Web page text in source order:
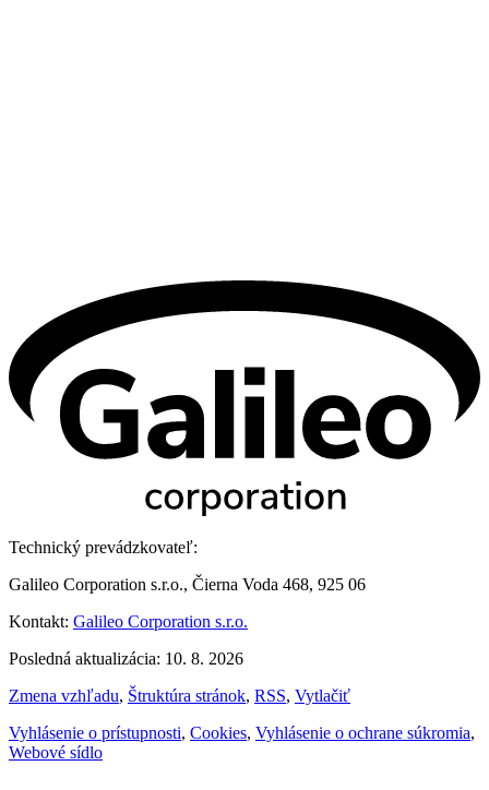
Technický prevádzkovateľ:
Galileo Corporation s.r.o., Čierna Voda 468, 925 06
Kontakt: Galileo Corporation s.r.o.
Posledná aktualizácia: 10. 8. 2026
Zmena vzhľadu, Štruktúra stránok, RSS, Vytlačiť
Vyhlásenie o prístupnosti, Cookies, Vyhlásenie o ochrane súkromia,
Webové sídlo